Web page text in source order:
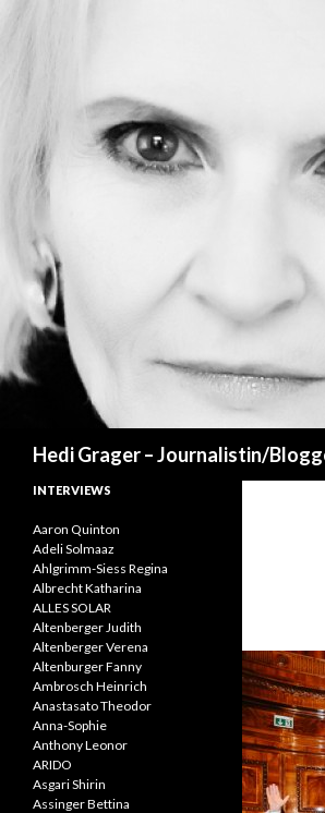
Hedi Grager – Journalistin/
INTERVIEWS
Aaron Quinton
Adeli Solmaaz
Ahlgrimm-Siess Regina
Albrecht Katharina
ALLES SOLAR
Altenberger Judith
Altenberger Verena
Altenburger Fanny
Ambrosch Heinrich
Anastasato Theodor
Anna-Sophie
Anthony Leonor
ARIDO
Asgari Shirin
Assinger Bettina